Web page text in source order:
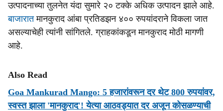
उत्पादनाच्या तुलनेत यंदा सुमारे २० टक्के अधिक उत्पादन झाले आहे.
बाजारातमानकुराद आंबा प्रतिडझन ४०० रुपयांदराने विकला जात
असल्याचेही त्यांनी सांगितले. ग्राहकांकडून मानकुराद मोठी मागणी
आहे.
Also Read
Goa Mankurad Mango: 5 हजारांवरून दर थेट 800 रुपयांवर,
स्वस्त झाला 'मानकुराद'! येत्या आठवड्यात दर अजून कोसळण्याची